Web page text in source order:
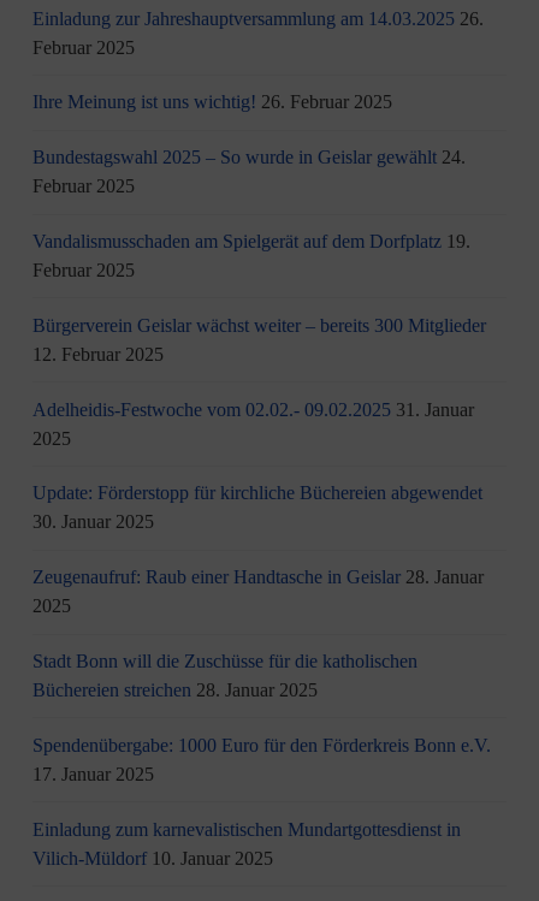
Einladung zur Jahreshauptversammlung am 14.03.2025 26.
Februar 2025
Ihre Meinung ist uns wichtig! 26. Februar 2025
Bundestagswahl 2025 – So wurde in Geislar gewählt 24.
Februar 2025
Vandalismusschaden am Spielgerät auf dem Dorfplatz 19.
Februar 2025
Bürgerverein Geislar wächst weiter – bereits 300 Mitglieder
12. Februar 2025
Adelheidis-Festwoche vom 02.02.- 09.02.2025 31. Januar
2025
Update: Förderstopp für kirchliche Büchereien abgewendet
30. Januar 2025
Zeugenaufruf: Raub einer Handtasche in Geislar 28. Januar
2025
Stadt Bonn will die Zuschüsse für die katholischen
Büchereien streichen 28. Januar 2025
Spendenübergabe: 1000 Euro für den Förderkreis Bonn e.V.
17. Januar 2025
Einladung zum karnevalistischen Mundartgottesdienst in
Vilich-Müldorf 10. Januar 2025